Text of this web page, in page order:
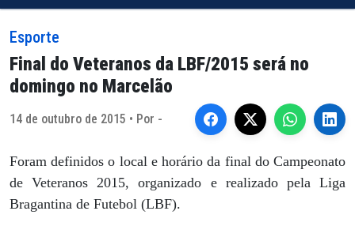
Esporte
Final do Veteranos da LBF/2015 será no
domingo no Marcelão
14 de outubro de 2015 • Por -
Foram definidos o local e horário da final do Campeonato
de Veteranos 2015, organizado e realizado pela Liga
Bragantina de Futebol (LBF).